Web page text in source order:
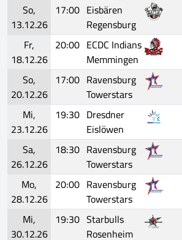
So,
13.12.26
17:00 Eisbären
Regensburg
Fr,
18.12.26
20:00 ECDC Indians
Memmingen
So,
20.12.26
17:00 Ravensburg
Towerstars
Mi,
23.12.26
19:30 Dresdner
Eislöwen
Sa,
26.12.26
18:30 Ravensburg
Towerstars
Mo,
28.12.26
20:00 Ravensburg
Towerstars
Mi,
30.12.26
19:30 Starbulls
Rosenheim